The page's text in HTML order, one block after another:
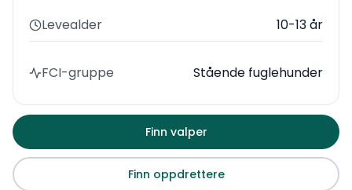
Levealder 10-13 år
FCI-gruppe Stående fuglehunder
Finn valper
Finn oppdrettere